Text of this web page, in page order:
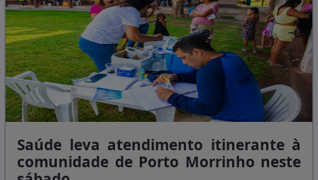
Saúde leva atendimento itinerante à
comunidade de Porto Morrinho neste